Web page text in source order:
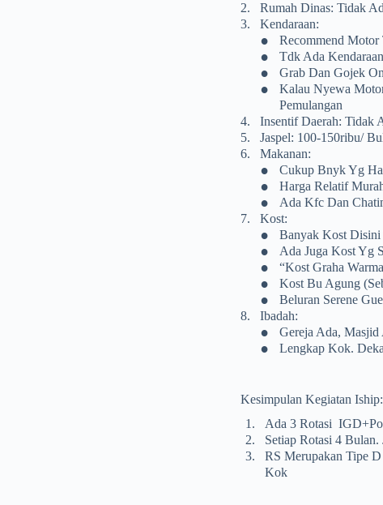
2.
Rumah Dinas: Tidak
3.
Kendaraan:
• Recommend
• Tdk Ada
• Grab Dan Gojek
•
Kalau Nyewa
Pemulangan
4.
Insentif Daerah: Tidak
5.
Jaspel: 100-150ribu/
6.
Makanan:
• Cukup Bnyk Yg
• Harga Relatif
•
Ada Kfc Dan
7.
Kost:
• Banyak Kost Disini
• Ada Juga Kost Yg
• “Kost Graha
• Kost Bu Agung
•
Beluran Serene
8.
Ibadah:
• Gereja Ada, Masjid
• Lengkap Kok.
Kesimpulan Kegiatan Iship:
1.
Ada 3 Rotasi
2.
Setiap Rotasi 4
3.
RS Merupakan Tipe
Kok